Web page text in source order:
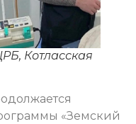
Котласская
«Земский